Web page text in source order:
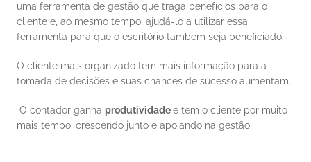
uma ferramenta de gestão que traga benefícios para o
cliente e, ao mesmo tempo, ajudá-lo a utilizar essa
ferramenta para que o escritório também seja beneficiado.
O cliente mais organizado tem mais informação para a
tomada de decisões e suas chances de sucesso aumentam.
O contador ganha produtividade e tem o cliente por muito
mais tempo, crescendo junto e apoiando na gestão.